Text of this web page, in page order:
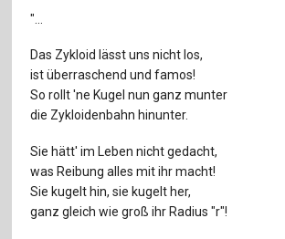
Sprache / Language: DE
"...
Das Zykloid lässt uns nicht los,
ist überraschend und famos!
So rollt 'ne Kugel nun ganz munter
die Zykloidenbahn hinunter.
Sie hätt' im Leben nicht gedacht,
was Reibung alles mit ihr macht!
Sie kugelt hin, sie kugelt her,
ganz gleich wie groß ihr Radius "r"!